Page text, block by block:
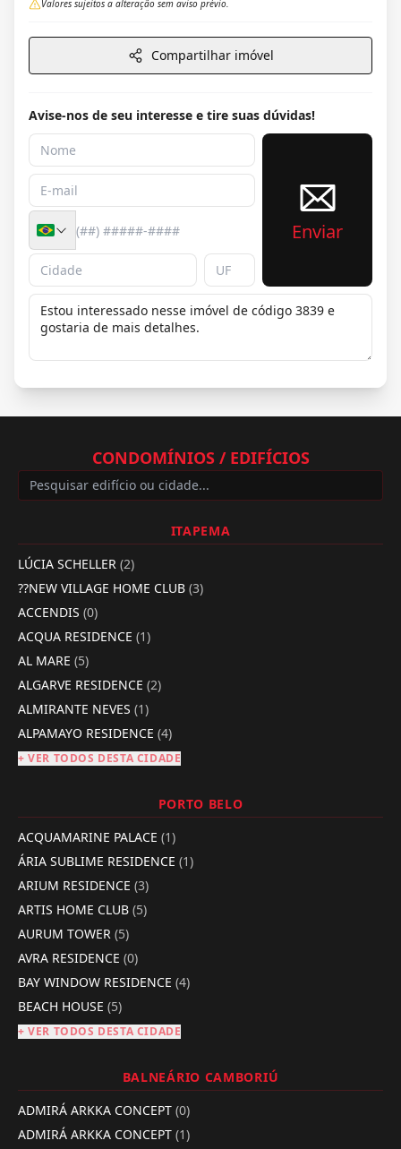
Valores sujeitos a alteração sem aviso prévio.
Compartilhar imóvel
Avise-nos de seu interesse e tire suas dúvidas!
Enviar
CONDOMÍNIOS / EDIFÍCIOS
ITAPEMA
LÚCIA SCHELLER (2)
??NEW VILLAGE HOME CLUB (3)
ACCENDIS (0)
ACQUA RESIDENCE (1)
AL MARE (5)
ALGARVE RESIDENCE (2)
ALMIRANTE NEVES (1)
ALPAMAYO RESIDENCE (4)
+ VER TODOS DESTA CIDADE
PORTO BELO
ACQUAMARINE PALACE (1)
ÁRIA SUBLIME RESIDENCE (1)
ARIUM RESIDENCE (3)
ARTIS HOME CLUB (5)
AURUM TOWER (5)
AVRA RESIDENCE (0)
BAY WINDOW RESIDENCE (4)
BEACH HOUSE (5)
+ VER TODOS DESTA CIDADE
BALNEÁRIO CAMBORIÚ
ADMIRÁ ARKKA CONCEPT (0)
ADMIRÁ ARKKA CONCEPT (1)